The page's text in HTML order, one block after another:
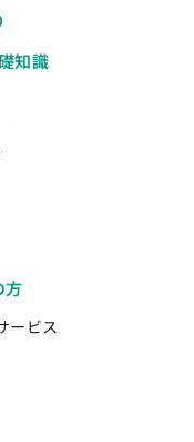
知識
方
ービス